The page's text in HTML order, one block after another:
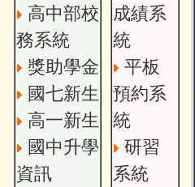
高中部校
務系統
獎助學金
國七新生
高一新生
國中升學
資訊
成績系
統
平板
預約系
統
研習
系統